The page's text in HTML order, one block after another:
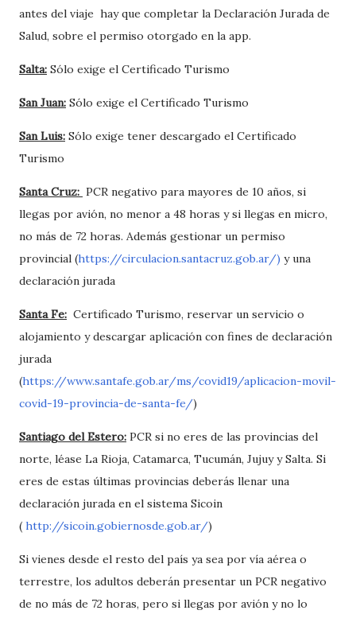
antes del viaje hay que completar la Declaración Jurada de
Salud, sobre el permiso otorgado en la app.
Salta: Sólo exige el Certificado Turismo
San Juan: Sólo exige el Certificado Turismo
San Luis: Sólo exige tener descargado el Certificado
Turismo
Santa Cruz: PCR negativo para mayores de 10 años, si
llegas por avión, no menor a 48 horas y si llegas en micro,
no más de 72 horas. Además gestionar un permiso
provincial (https://circulacion.santacruz.gob.ar/) y una
declaración jurada
Santa Fe: Certificado Turismo, reservar un servicio o
alojamiento y descargar aplicación con fines de declaración
jurada
(https://www.santafe.gob.ar/ms/covid19/aplicacion-movil-
covid-19-provincia-de-santa-fe/)
Santiago del Estero: PCR si no eres de las provincias del
norte, léase La Rioja, Catamarca, Tucumán, Jujuy y Salta. Si
eres de estas últimas provincias deberás llenar una
declaración jurada en el sistema Sicoin
( http://sicoin.gobiernosde.gob.ar/)
Si vienes desde el resto del país ya sea por vía aérea o
terrestre, los adultos deberán presentar un PCR negativo
de no más de 72 horas, pero si llegas por avión y no lo